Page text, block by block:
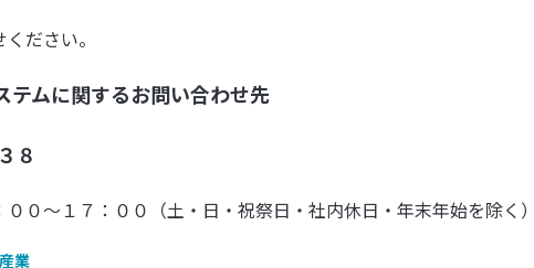
ださい。
テムに関するお問い合わせ先
８
０〜１７：００（土・日・祝祭日・社内休日・年末年始を除く）
業